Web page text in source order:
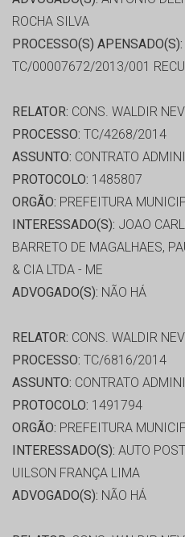
ROCHA SILVA
PROCESSO(S) APENSADO(S):
TC/00007672/2013/001
RELATOR: CONS. WALDIR
PROCESSO: TC/4268/2014
ASSUNTO: CONTRATO
PROTOCOLO: 1485807
ORGÃO: PREFEITURA
INTERESSADO(S): JOAO
BARRETO DE MAGALHAES,
& CIA LTDA - ME
ADVOGADO(S): NÃO HÁ
RELATOR: CONS. WALDIR
PROCESSO: TC/6816/2014
ASSUNTO: CONTRATO
PROTOCOLO: 1491794
ORGÃO: PREFEITURA
INTERESSADO(S): AUTO
UILSON FRANÇA LIMA
ADVOGADO(S): NÃO HÁ